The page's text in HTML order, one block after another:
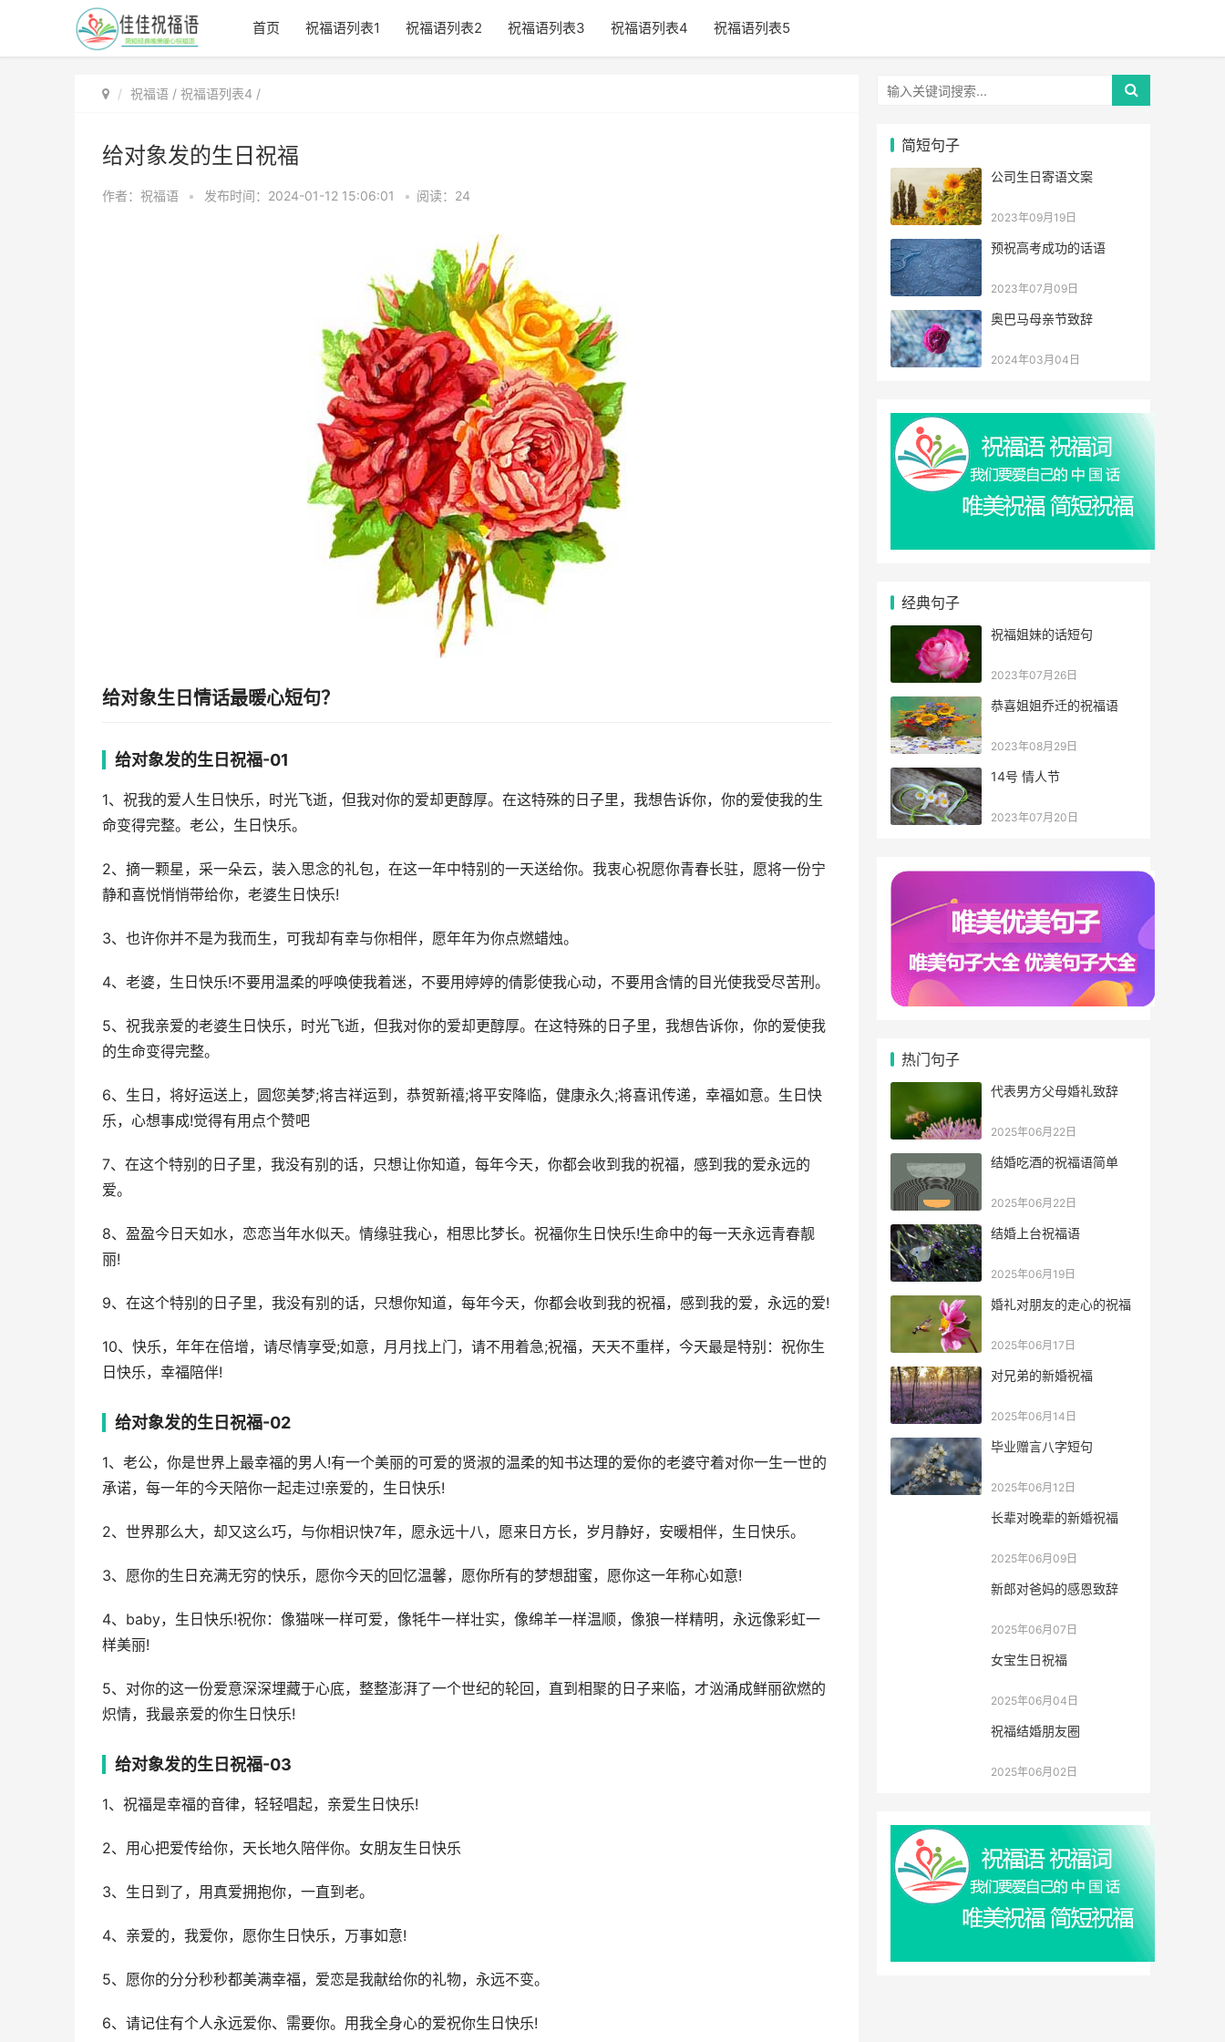
首页 祝福语列表1 祝福语列表2 祝福语列表3 祝福语列表4 祝福语列表5
祝福语 / 祝福语列表4 /
给对象发的生日祝福
作者：祝福语 • 发布时间：2024-01-12 15:06:01 • 阅读：24
给对象生日情话最暖心短句？
给对象发的生日祝福-01
1、祝我的爱人生日快乐，时光飞逝，但我对你的爱却更醇厚。在这特殊的日子里，我想告诉你，你的爱使我的生
命变得完整。老公，生日快乐。
2、摘一颗星，采一朵云，装入思念的礼包，在这一年中特别的一天送给你。我衷心祝愿你青春长驻，愿将一份宁
静和喜悦悄悄带给你，老婆生日快乐!
3、也许你并不是为我而生，可我却有幸与你相伴，愿年年为你点燃蜡烛。
4、老婆，生日快乐!不要用温柔的呼唤使我着迷，不要用婷婷的倩影使我心动，不要用含情的目光使我受尽苦刑。
5、祝我亲爱的老婆生日快乐，时光飞逝，但我对你的爱却更醇厚。在这特殊的日子里，我想告诉你，你的爱使我
的生命变得完整。
6、生日，将好运送上，圆您美梦;将吉祥运到，恭贺新禧;将平安降临，健康永久;将喜讯传递，幸福如意。生日快
乐，心想事成!觉得有用点个赞吧
7、在这个特别的日子里，我没有别的话，只想让你知道，每年今天，你都会收到我的祝福，感到我的爱永远的
爱。
8、盈盈今日天如水，恋恋当年水似天。情缘驻我心，相思比梦长。祝福你生日快乐!生命中的每一天永远青春靓
丽!
9、在这个特别的日子里，我没有别的话，只想你知道，每年今天，你都会收到我的祝福，感到我的爱，永远的爱!
10、快乐，年年在倍增，请尽情享受;如意，月月找上门，请不用着急;祝福，天天不重样，今天最是特别：祝你生
日快乐，幸福陪伴!
给对象发的生日祝福-02
1、老公，你是世界上最幸福的男人!有一个美丽的可爱的贤淑的温柔的知书达理的爱你的老婆守着对你一生一世的
承诺，每一年的今天陪你一起走过!亲爱的，生日快乐!
2、世界那么大，却又这么巧，与你相识快7年，愿永远十八，愿来日方长，岁月静好，安暖相伴，生日快乐。
3、愿你的生日充满无穷的快乐，愿你今天的回忆温馨，愿你所有的梦想甜蜜，愿你这一年称心如意!
4、baby，生日快乐!祝你：像猫咪一样可爱，像牦牛一样壮实，像绵羊一样温顺，像狼一样精明，永远像彩虹一
样美丽!
5、对你的这一份爱意深深埋藏于心底，整整澎湃了一个世纪的轮回，直到相聚的日子来临，才汹涌成鲜丽欲燃的
炽情，我最亲爱的你生日快乐!
给对象发的生日祝福-03
1、祝福是幸福的音律，轻轻唱起，亲爱生日快乐!
2、用心把爱传给你，天长地久陪伴你。女朋友生日快乐
3、生日到了，用真爱拥抱你，一直到老。
4、亲爱的，我爱你，愿你生日快乐，万事如意!
5、愿你的分分秒秒都美满幸福，爱恋是我献给你的礼物，永远不变。
6、请记住有个人永远爱你、需要你。用我全身心的爱祝你生日快乐!
简短句子
公司生日寄语文案
2023年09月19日
预祝高考成功的话语
2023年07月09日
奥巴马母亲节致辞
2024年03月04日
经典句子
祝福姐妹的话短句
2023年07月26日
恭喜姐姐乔迁的祝福语
2023年08月29日
14号 情人节
2023年07月20日
热门句子
代表男方父母婚礼致辞
2025年06月22日
结婚吃酒的祝福语简单
2025年06月22日
结婚上台祝福语
2025年06月19日
婚礼对朋友的走心的祝福
2025年06月17日
对兄弟的新婚祝福
2025年06月14日
毕业赠言八字短句
2025年06月12日
长辈对晚辈的新婚祝福
2025年06月09日
新郎对爸妈的感恩致辞
2025年06月07日
女宝生日祝福
2025年06月04日
祝福结婚朋友圈
2025年06月02日